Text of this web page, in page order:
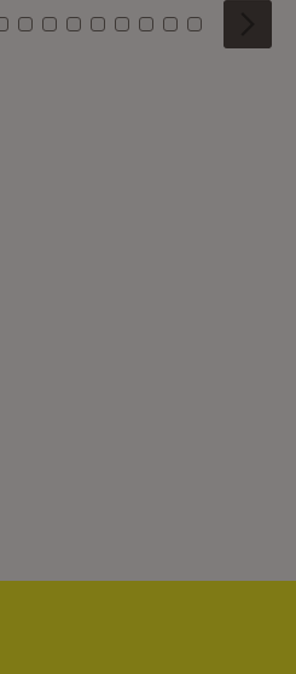
2 3 4
Kachel: 5
Zu Kachel: 6
Zu Kachel: 7
Zu Kachel: 8
Zu Kachel: 9
Zu Kachel: 10
Zu Kachel: 11
Zu Kachel: 12
Zu Kachel:
Zu